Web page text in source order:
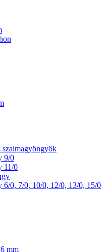
szalmagyöngyök
9/0
11/0
6/0, 7/0, 10/0, 12/0, 13/0, 15/0
mm